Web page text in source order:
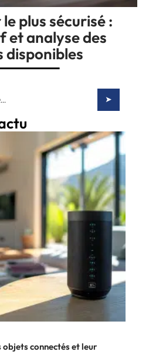
plus sécurisé :
et analyse des
disponibles
objets connectés et leur